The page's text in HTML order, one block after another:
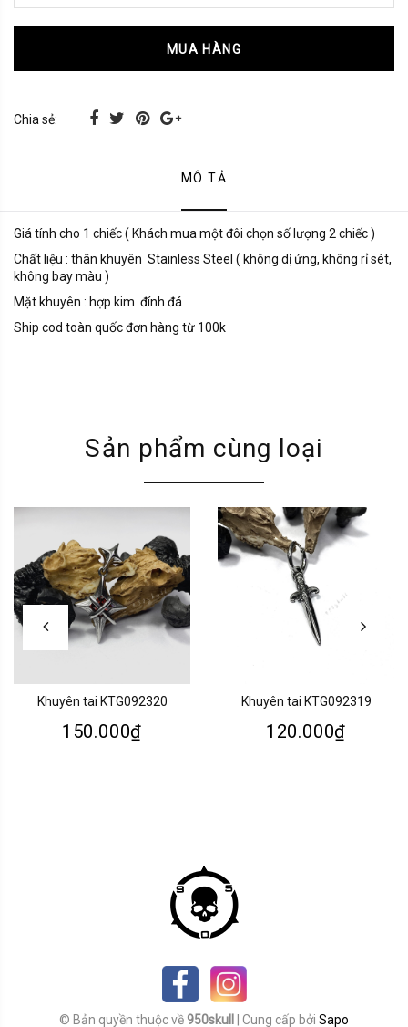
MUA HÀNG
Chia sẻ:
MÔ TẢ
Giá tính cho 1 chiếc ( Khách mua một đôi chọn số lượng 2 chiếc )
Chất liệu : thân khuyên Stainless Steel ( không dị ứng, không rỉ sét,
không bay màu )
Mặt khuyên : hợp kim đính đá
Ship cod toàn quốc đơn hàng từ 100k
Sản phẩm cùng loại
Khuyên tai KTG092320
150.000₫
Khuyên tai KTG092319
120.000₫
© Bản quyền thuộc về 950skull Cung cấp bởi Sapo